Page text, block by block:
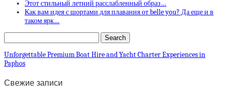
Этот стильный летний расслабленный образ…
Как вам идея с шортами для плавания от belle you? Да еще и в
таком ярк…
Unforgettable Premium Boat Hire and Yacht Charter Experiences in
Paphos
Свежие записи